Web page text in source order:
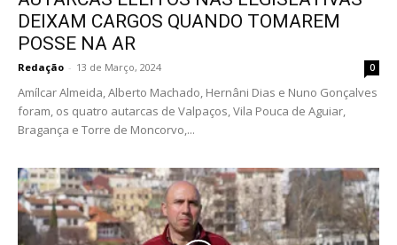
DEIXAM CARGOS QUANDO TOMAREM
POSSE NA AR
Redação - 13 de Março, 2024 0
Amílcar Almeida, Alberto Machado, Hernâni Dias e Nuno Gonçalves
foram, os quatro autarcas de Valpaços, Vila Pouca de Aguiar,
Bragança e Torre de Moncorvo,...